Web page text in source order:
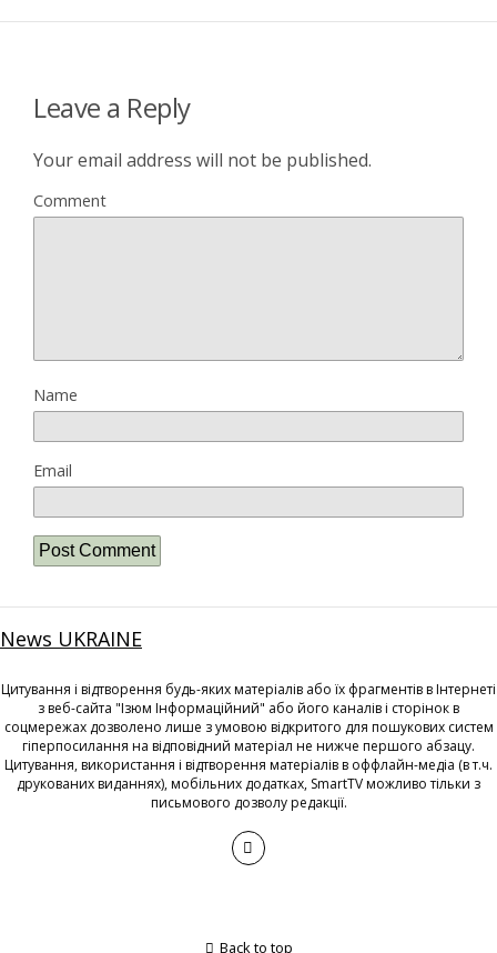
Leave a Reply
Your email address will not be published.
Comment
Name
Email
News UKRAINE
Цитування і відтворення будь-яких матеріалів або їх фрагментів в Інтернеті
з веб-сайта "Ізюм Інформаційний" або його каналів і сторінок в
соцмережах дозволено лише з умовою відкритого для пошукових систем
гіперпосилання на відповідний матеріал не нижче першого абзацу.
Цитування, використання і відтворення матеріалів в оффлайн-медіа (в т.ч.
друкованих виданнях), мобільних додатках, SmartTV можливо тільки з
письмового дозволу редакції.
Back to top